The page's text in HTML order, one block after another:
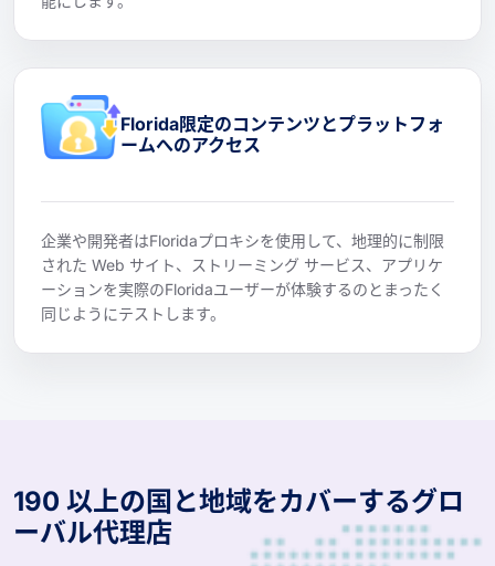
Florida限定のコンテンツとプラットフォ
ームへのアクセス
企業や開発者はFloridaプロキシを使用して、地理的に制限
された Web サイト、ストリーミング サービス、アプリケ
ーションを実際のFloridaユーザーが体験するのとまったく
同じようにテストします。
190 以上の国と地域をカバーするグロ
ーバル代理店